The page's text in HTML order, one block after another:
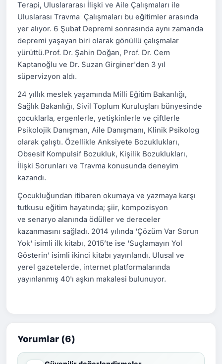
Terapi, Uluslararası İlişki ve Aile Çalışmaları ile
Uluslarası Travma Çalışmaları bu eğitimler arasında
yer alıyor. 6 Şubat Depremi sonrasında aynı zamanda
depremi yaşayan biri olarak gönüllü çalışmalar
yürüttü.Prof. Dr. Şahin Doğan, Prof. Dr. Cem
Kaptanoğlu ve Dr. Suzan Girginer'den 3 yıl
süpervizyon aldı.
24 yıllık meslek yaşamında Milli Eğitim Bakanlığı,
Sağlık Bakanlığı, Sivil Toplum Kuruluşları bünyesinde
çocuklarla, ergenlerle, yetişkinlerle ve çiftlerle
Psikolojik Danışman, Aile Danışmanı, Klinik Psikolog
olarak çalıştı. Özellikle Anksiyete Bozuklukları,
Obsesif Kompulsif Bozukluk, Kişilik Bozuklukları,
İlişki Sorunları ve Travma konusunda deneyim
kazandı.
Çocukluğundan itibaren okumaya ve yazmaya karşı
tutkusu eğitim hayatında; şiir, kompozisyon
ve senaryo alanında ödüller ve dereceler
kazanmasını sağladı. 2014 yılında 'Çözüm Var Sorun
Yok' isimli ilk kitabı, 2015’te ise 'Suçlamayın Yol
Gösterin' isimli ikinci kitabı yayınlandı. Ulusal ve
yerel gazetelerde, internet platformalarında
yayınlanmış 40'ı aşkın makalesi bulunuyor.
Yorumlar (6)